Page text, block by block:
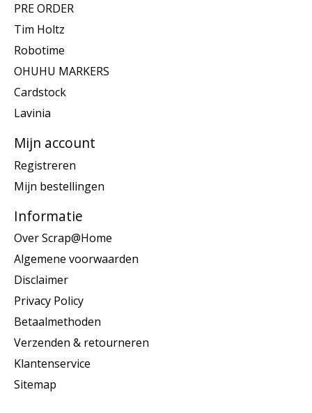
PRE ORDER
Tim Holtz
Robotime
OHUHU MARKERS
Cardstock
Lavinia
Mijn account
Registreren
Mijn bestellingen
Informatie
Over Scrap@Home
Algemene voorwaarden
Disclaimer
Privacy Policy
Betaalmethoden
Verzenden & retourneren
Klantenservice
Sitemap